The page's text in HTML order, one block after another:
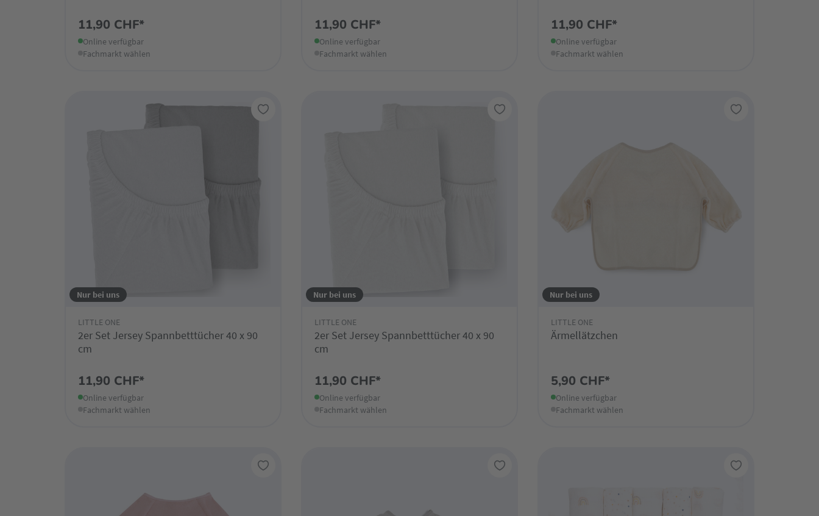
11,90 CHF*
Online verfügbar
Fachmarkt wählen
11,90 CHF*
Online verfügbar
Fachmarkt wählen
11,90 CHF*
Online verfügbar
Fachmarkt wählen
Nur bei uns
LITTLE ONE
2er Set Jersey Spannbetttücher 40 x 90
cm
11,90 CHF*
Online verfügbar
Fachmarkt wählen
Nur bei uns
LITTLE ONE
2er Set Jersey Spannbetttücher 40 x 90
cm
11,90 CHF*
Online verfügbar
Fachmarkt wählen
Nur bei uns
LITTLE ONE
Ärmellätzchen
5,90 CHF*
Online verfügbar
Fachmarkt wählen